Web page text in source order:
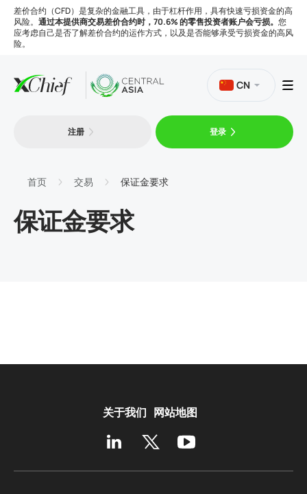
差价合约（CFD）是复杂的金融工具，由于杠杆作用，具有快速亏损资金的高
风险。 通过本提供商交易差价合约时，70.6% 的零售投资者账户会亏损。 您
应考虑自己是否了解差价合约的运作方式，以及是否能够承受亏损资金的高风
险。
平台
工具
CN
注册 登录
首页 交易 保证金要求
保证金要求
关于我们 网站地图